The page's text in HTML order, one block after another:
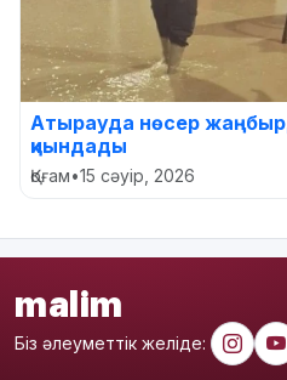
Атырауда нөсер
қиындады
Қоғам•15 сәуір, 2026
malim
Біз әлеуметтік желіде: